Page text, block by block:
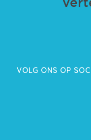
VOLG ONS OP